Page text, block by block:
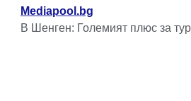
Mediapool.bg
В Шенген: Големият плюс за